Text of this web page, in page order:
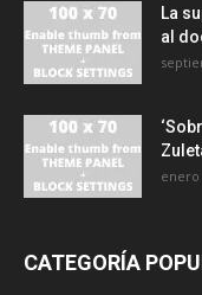
La
al
enero
CATEGORÍA